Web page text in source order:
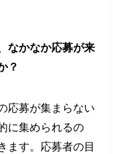
なかなか応募が来
？
応募が集まらない
に集められるの
ます。応募者の目